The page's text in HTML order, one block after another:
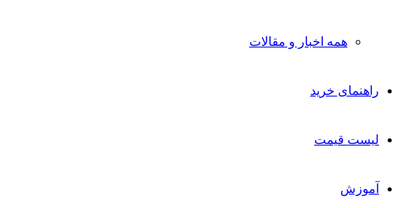
همه اخبار و مقالات
راهنمای خرید
لیست قیمت
آموزش